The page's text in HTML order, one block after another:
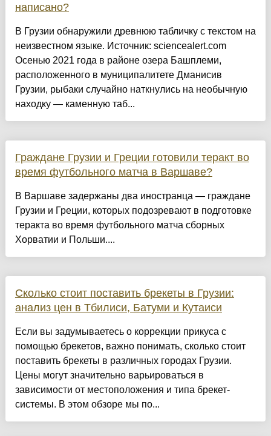
написано?
В Грузии обнаружили древнюю табличку с текстом на
неизвестном языке. Источник: sciencealert.com
Осенью 2021 года в районе озера Башплеми,
расположенного в муниципалитете Дманисив
Грузии, рыбаки случайно наткнулись на необычную
находку — каменную таб...
Граждане Грузии и Греции готовили теракт во
время футбольного матча в Варшаве?
В Варшаве задержаны два иностранца — граждане
Грузии и Греции, которых подозревают в подготовке
теракта во время футбольного матча сборных
Хорватии и Польши....
Сколько стоит поставить брекеты в Грузии:
анализ цен в Тбилиси, Батуми и Кутаиси
Если вы задумываетесь о коррекции прикуса с
помощью брекетов, важно понимать, сколько стоит
поставить брекеты в различных городах Грузии.
Цены могут значительно варьироваться в
зависимости от местоположения и типа брекет-
системы. В этом обзоре мы по...